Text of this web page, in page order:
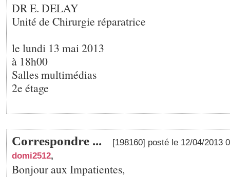
DR E. DELAY
Unité de Chirurgie réparatrice
le lundi 13 mai 2013
à 18h00
Salles multimédias
2e étage
Correspondre ...
[198160] posté le 12/04/2013
domi2512,
Bonjour aux Impatientes,